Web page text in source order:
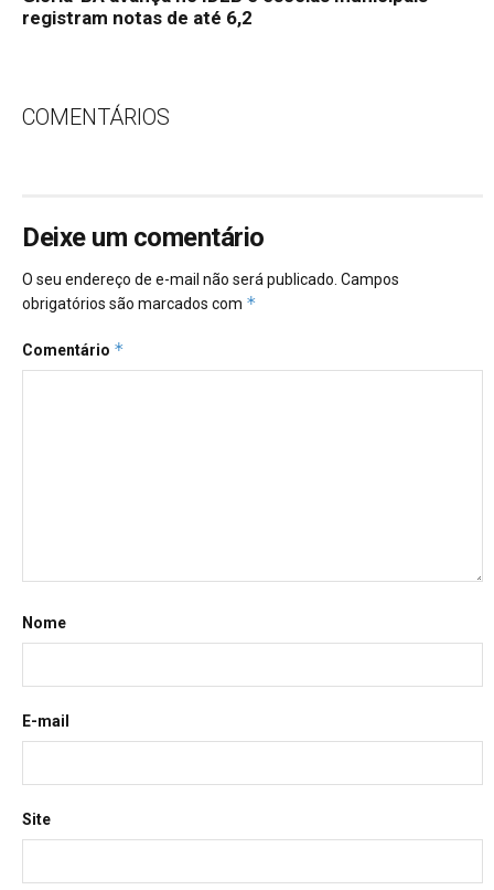
registram notas de até 6,2
COMENTÁRIOS
Deixe um comentário
O seu endereço de e-mail não será publicado. Campos
obrigatórios são marcados com *
Comentário *
Nome
E-mail
Site